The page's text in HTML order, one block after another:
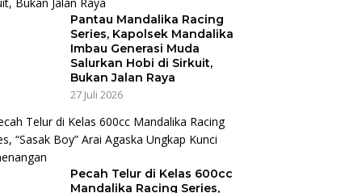
Pantau Mandalika Racing
Series, Kapolsek Mandalika
Imbau Generasi Muda
Salurkan Hobi di Sirkuit,
Bukan Jalan Raya
27 Juli 2026
Pecah Telur di Kelas 600cc
Mandalika Racing Series,